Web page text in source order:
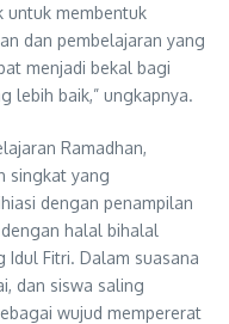
untuk membentuk
dan pembelajaran yang
menjadi bekal bagi
lebih baik,” ungkapnya.
Ramadhan,
singkat yang
dengan penampilan
halal bihalal
Idul Fitri. Dalam suasana
dan siswa saling
wujud mempererat